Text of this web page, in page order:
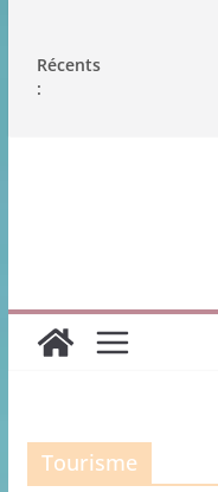
contenu
Récents
:
Tourisme